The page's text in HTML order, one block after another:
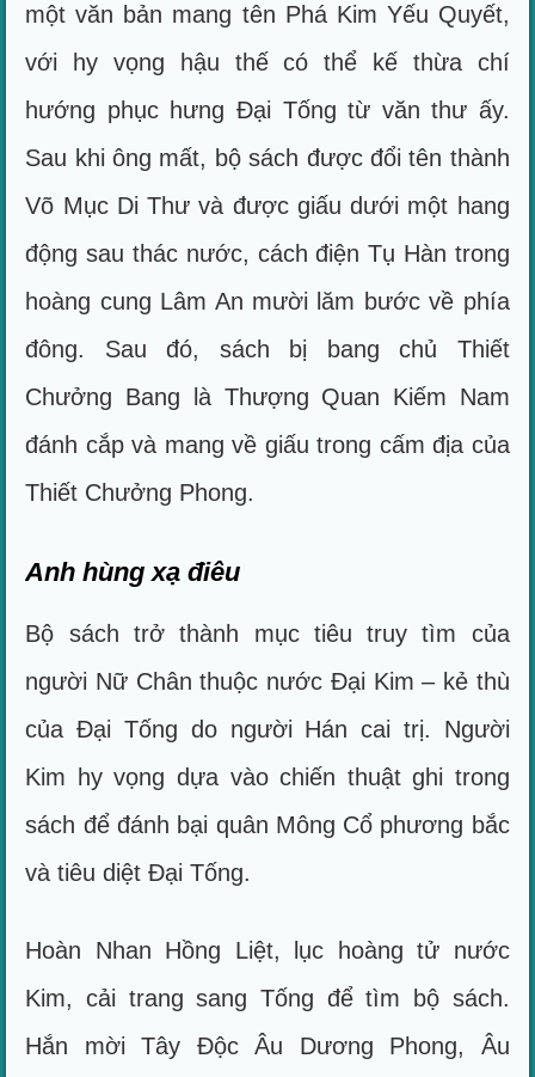
một văn bản mang tên Phá Kim Yếu Quyết,
với hy vọng hậu thế có thể kế thừa chí
hướng phục hưng Đại Tống từ văn thư ấy.
Sau khi ông mất, bộ sách được đổi tên thành
Võ Mục Di Thư và được giấu dưới một hang
động sau thác nước, cách điện Tụ Hàn trong
hoàng cung Lâm An mười lăm bước về phía
đông. Sau đó, sách bị bang chủ Thiết
Chưởng Bang là Thượng Quan Kiếm Nam
đánh cắp và mang về giấu trong cấm địa của
Thiết Chưởng Phong.
Anh hùng xạ điêu
Bộ sách trở thành mục tiêu truy tìm của
người Nữ Chân thuộc nước Đại Kim – kẻ thù
của Đại Tống do người Hán cai trị. Người
Kim hy vọng dựa vào chiến thuật ghi trong
sách để đánh bại quân Mông Cổ phương bắc
và tiêu diệt Đại Tống.
Hoàn Nhan Hồng Liệt, lục hoàng tử nước
Kim, cải trang sang Tống để tìm bộ sách.
Hắn mời Tây Độc Âu Dương Phong, Âu